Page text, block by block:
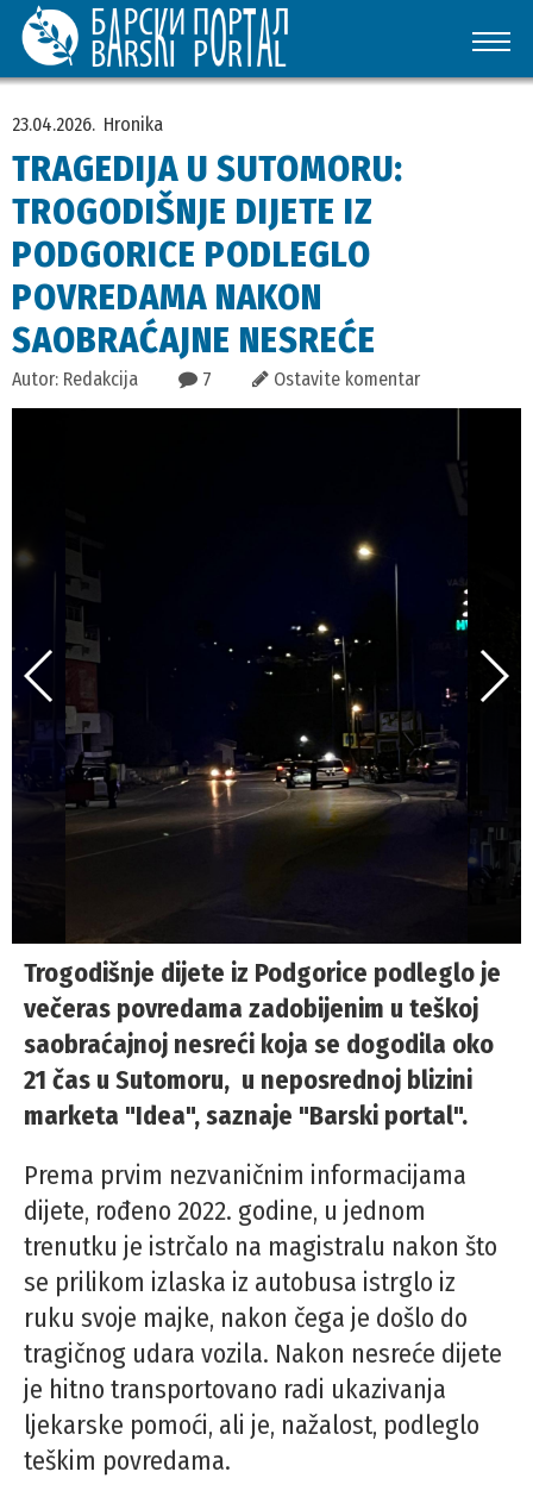
23.04.2026. Hronika
TRAGEDIJA U SUTOMORU:
TROGODIŠNJE DIJETE IZ
PODGORICE PODLEGLO
POVREDAMA NAKON
SAOBRAĆAJNE NESREĆE
Autor: Redakcija 7 Ostavite komentar
Trogodišnje dijete iz Podgorice podleglo je
večeras povredama zadobijenim u teškoj
saobraćajnoj nesreći koja se dogodila oko
21 čas u Sutomoru, u neposrednoj blizini
marketa "Idea", saznaje "Barski portal".
Prema prvim nezvaničnim informacijama
dijete, rođeno 2022. godine, u jednom
trenutku je istrčalo na magistralu nakon što
se prilikom izlaska iz autobusa istrglo iz
ruku svoje majke, nakon čega je došlo do
tragičnog udara vozila. Nakon nesreće dijete
je hitno transportovano radi ukazivanja
ljekarske pomoći, ali je, nažalost, podleglo
teškim povredama.